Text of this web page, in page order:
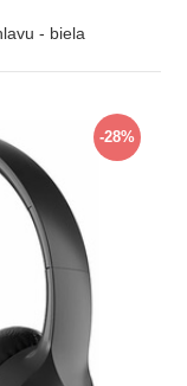
- biela
-28%